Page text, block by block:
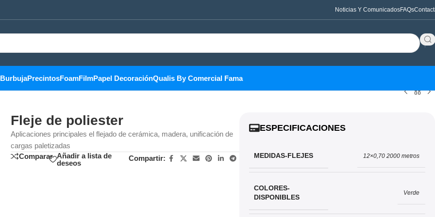
Noticias Y ComunicadosFAQs
BurbujaPrecintosFoamFilmPapel DecoraciónQualis By Comercial Fama
Fleje de poliester
Aplicaciones principales el flejado de cerámica, madera, unificación de
cargas paletizadas
Comparar Añadir a lista de
deseos
Compartir:
ESPECIFICACIONES
MEDIDAS-FLEJES 12×0,70 2000 metros
COLORES-
DISPONIBLES
Verde